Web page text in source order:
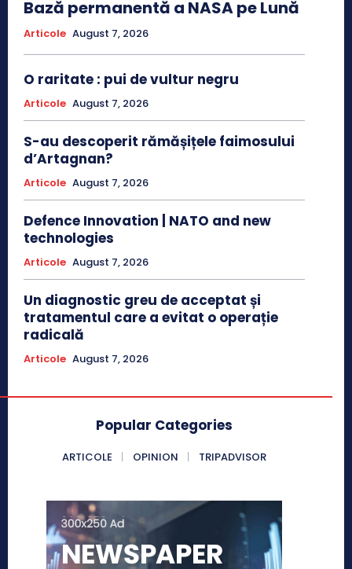
Bază permanentă a NASA pe Lună
Articole August 7, 2026
O raritate : pui de vultur negru
Articole August 7, 2026
S-au descoperit rămășițele faimosului
d’Artagnan?
Articole August 7, 2026
Defence Innovation | NATO and new
technologies
Articole August 7, 2026
Un diagnostic greu de acceptat și
tratamentul care a evitat o operație
radicală
Articole August 7, 2026
Popular Categories
ARTICOLE OPINION TRIPADVISOR